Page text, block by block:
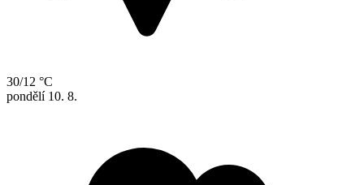
30/12 °C
pondělí 10. 8.